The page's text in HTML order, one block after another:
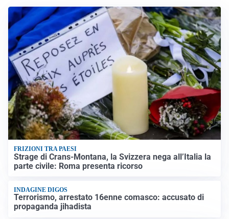
FRIZIONI TRA PAESI
Strage di Crans-Montana, la Svizzera nega all’Italia la
parte civile: Roma presenta ricorso
INDAGINE DIGOS
Terrorismo, arrestato 16enne comasco: accusato di
propaganda jihadista